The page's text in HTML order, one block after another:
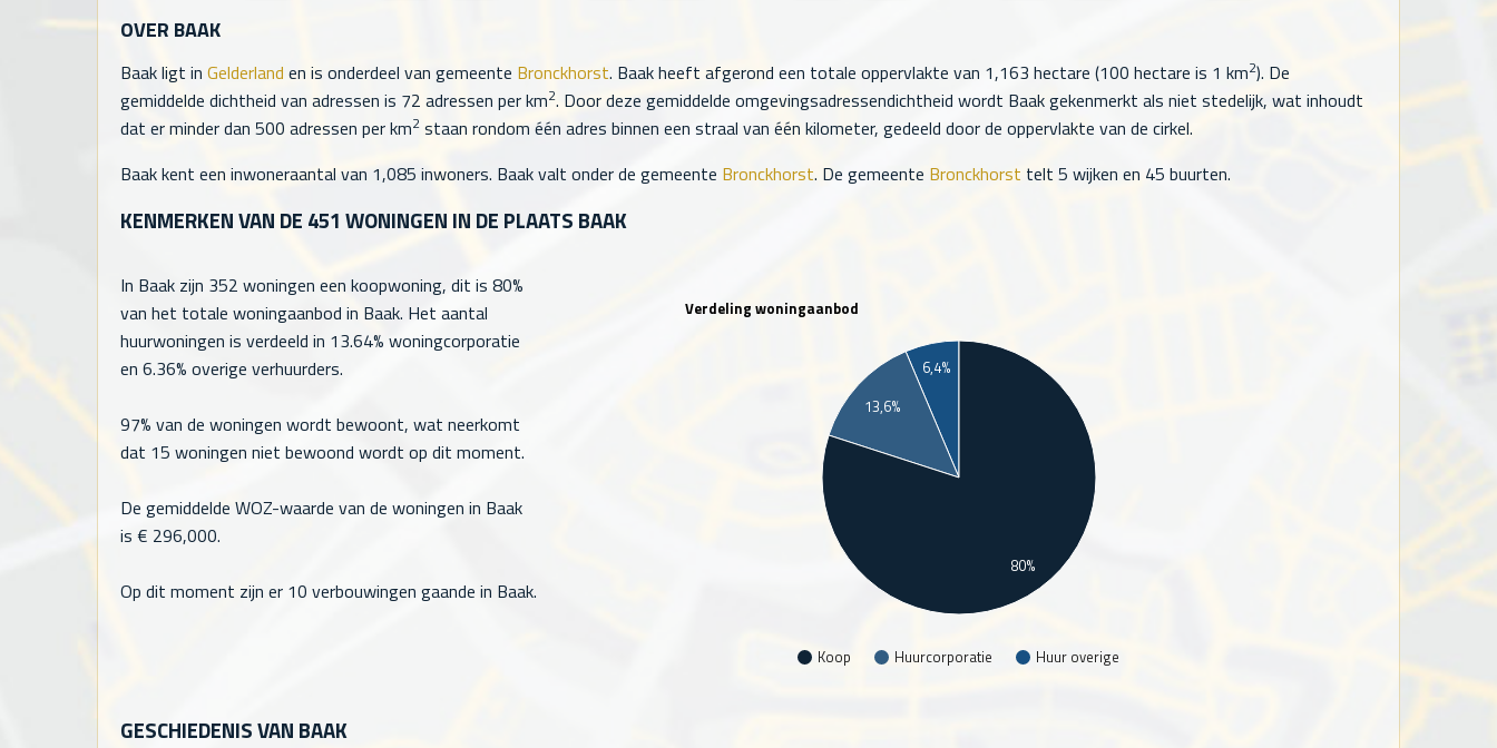
OVER BAAK
Baak ligt in Gelderland en is onderdeel van gemeente Bronckhorst. Baak heeft afgerond een totale oppervlakte van 1,163 hectare (100 hectare is 1 km2). De
gemiddelde dichtheid van adressen is 72 adressen per km2. Door deze gemiddelde omgevingsadressendichtheid wordt Baak gekenmerkt als niet stedelijk, wat inhoudt
dat er minder dan 500 adressen per km2 staan rondom één adres binnen een straal van één kilometer, gedeeld door de oppervlakte van de cirkel.
Baak kent een inwoneraantal van 1,085 inwoners. Baak valt onder de gemeente Bronckhorst. De gemeente Bronckhorst telt 5 wijken en 45 buurten.
KENMERKEN VAN DE 451 WONINGEN IN DE PLAATS BAAK
In Baak zijn 352 woningen een koopwoning, dit is 80%
van het totale woningaanbod in Baak. Het aantal
huurwoningen is verdeeld in 13.64% woningcorporatie
en 6.36% overige verhuurders.
97% van de woningen wordt bewoont, wat neerkomt
dat 15 woningen niet bewoond wordt op dit moment.
De gemiddelde WOZ-waarde van de woningen in Baak
is € 296,000.
Op dit moment zijn er 10 verbouwingen gaande in Baak.
Verdeling woningaanbod
Koop Huurcorporatie Huur overige
6,4%
13,6%
80%
GESCHIEDENIS VAN BAAK